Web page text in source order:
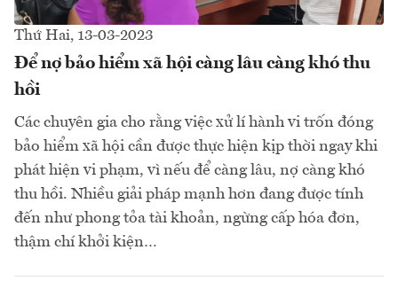
Thứ Hai, 13-03-2023
Để nợ bảo hiểm xã hội càng lâu càng khó thu
hồi
Các chuyên gia cho rằng việc xử lí hành vi trốn đóng
bảo hiểm xã hội cần được thực hiện kịp thời ngay khi
phát hiện vi phạm, vì nếu để càng lâu, nợ càng khó
thu hồi. Nhiều giải pháp mạnh hơn đang được tính
đến như phong tỏa tài khoản, ngừng cấp hóa đơn,
thậm chí khởi kiện…